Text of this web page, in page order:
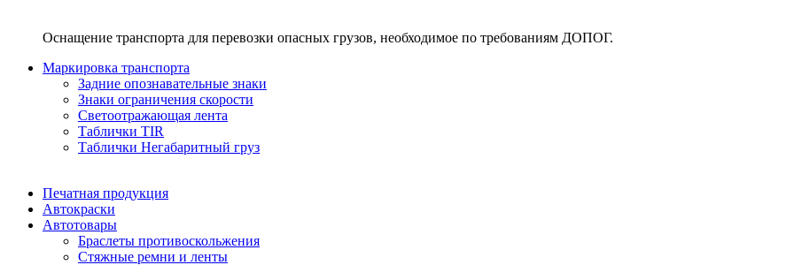
Оснащение транспорта для перевозки опасных грузов, необходимое по требованиям ДОПОГ.
Маркировка транспорта
Задние опознавательные знаки
Знаки ограничения скорости
Светоотражающая лента
Таблички TIR
Таблички Негабаритный груз
Печатная продукция
Автокраски
Автотовары
Браслеты противоскольжения
Стяжныe ремни и ленты